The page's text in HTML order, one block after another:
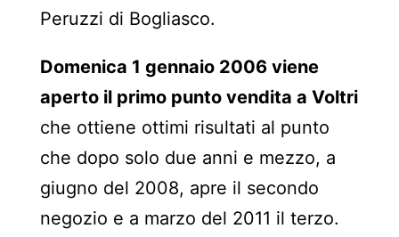
Peruzzi di Bogliasco.
Domenica 1 gennaio 2006 viene
aperto il primo punto vendita a Voltri
che ottiene ottimi risultati al punto
che dopo solo due anni e mezzo, a
giugno del 2008, apre il secondo
negozio e a marzo del 2011 il terzo.